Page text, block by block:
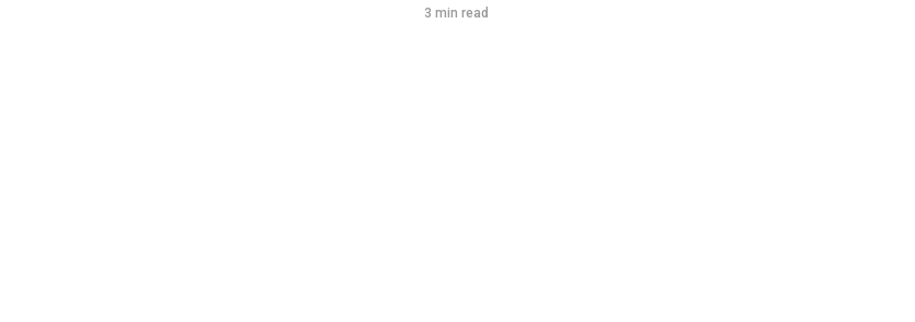
3 min read